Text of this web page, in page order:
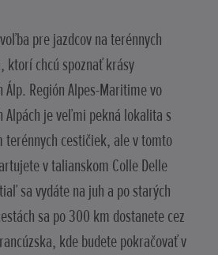
pre jazdcov na terénnych
ktorí chcú spoznať krásy
Álp. Región Alpes-Maritime vo
Alpách je veľmi pekná lokalita s
terénnych cestičiek, ale v tomto
v talianskom Colle Delle
sa vydáte na juh a po starých
sa po 300 km dostanete cez
kde budete pokračovať v